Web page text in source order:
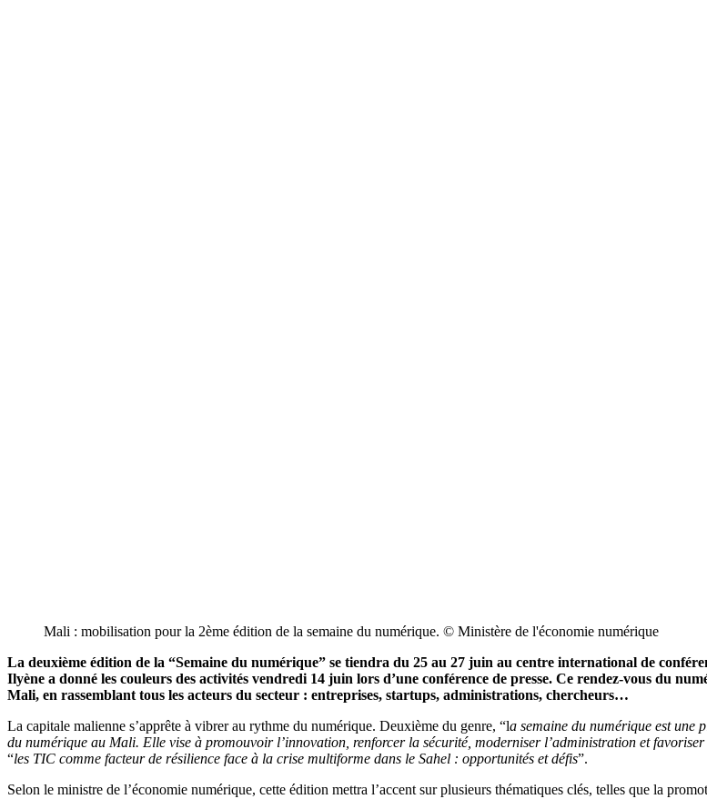
Mali : mobilisation pour la 2ème édition de la semaine du numérique. © Ministère de l'économie numérique
La deuxième édition de la “Semaine du numérique” se tiendra du 25 au 27 juin au centre international de
Ilyène a donné les couleurs des activités vendredi 14 juin lors d’une conférence de presse. Ce rendez-vous du
Mali, en rassemblant tous les acteurs du secteur : entreprises, startups, administrations, chercheurs…
La capitale malienne s’apprête à vibrer au rythme du numérique. Deuxième du genre, “la semaine du numérique est une
du numérique au Mali. Elle vise à promouvoir l’innovation, renforcer la sécurité, moderniser l’administration et favoriser
“les TIC comme facteur de résilience face à la crise multiforme dans le Sahel : opportunités et défis”.
Selon le ministre de l’économie numérique, cette édition mettra l’accent sur plusieurs thématiques clés, telles que la